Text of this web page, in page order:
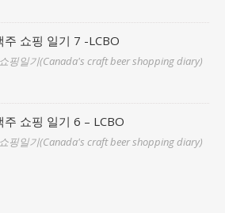
주 쇼핑 일기 7 -LCBO
핑일기(Canada's craft beer shopping diary)
주 쇼핑 일기 6 – LCBO
핑일기(Canada's craft beer shopping diary)